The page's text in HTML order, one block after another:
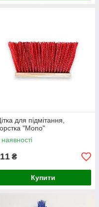
для підмітання,
"Mono"
₴
Купити